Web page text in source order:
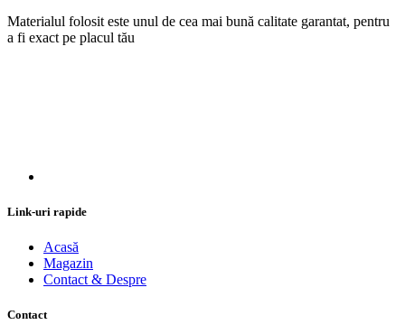
Materialul folosit este unul de cea mai bună calitate garantat, pentru
a fi exact pe placul tău
Link-uri rapide
Acasă
Magazin
Contact & Despre
Contact